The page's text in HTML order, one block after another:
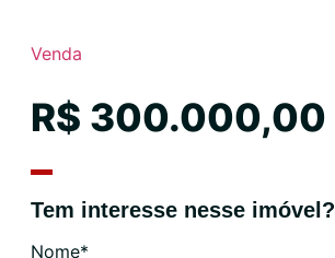
Venda
R$ 300.000,00
Tem interesse nesse imóvel?
Nome*